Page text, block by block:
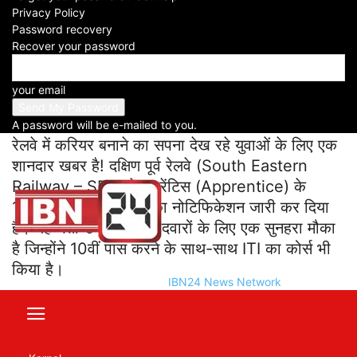
Privacy Policy
Password recovery
Recover your password
your email
A password will be e-mailed to you.
IBN24 News Network
Facebook
नोटिफिकेशन जारी; 18 नवंबर से आवेदन शुरू, फीस 100
रुपए
रेलवे में करियर बनाने का सपना देख रहे युवाओं के लिए एक
शानदार खबर है! दक्षिण पूर्व रेलवे (South Eastern
Railway – SER) ने अप्रेंटिस (Apprentice) के
1785 पदों पर बंपर भर्ती का नोटिफिकेशन जारी कर दिया
है। यह भर्ती उन सभी उम्मीदवारों के लिए एक सुनहरा मौका
है जिन्होंने 10वीं पास करने के साथ-साथ ITI का कोर्स भी
किया है।